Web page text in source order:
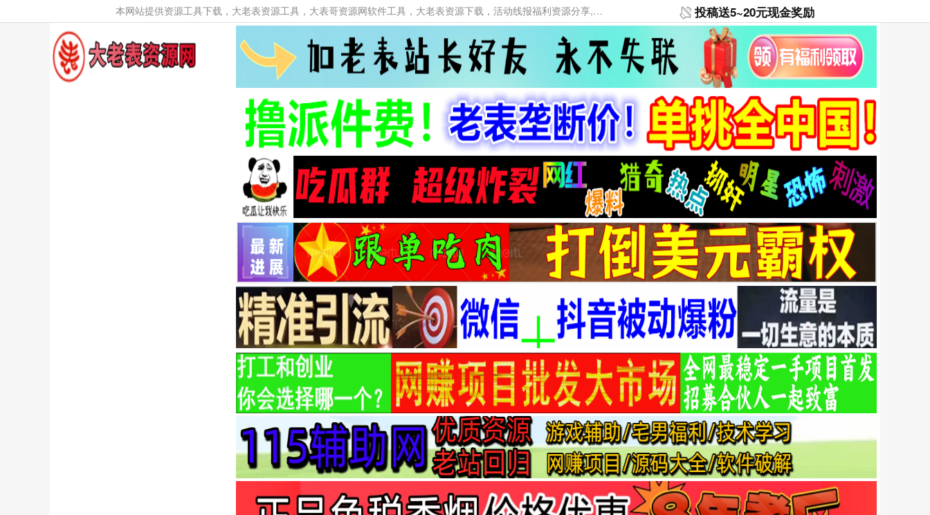
本网站提供资源工具下载，大老表资源工具，大表哥资源网软件工具，大老表资源下载，活动线报福利资源分享,活动线报，大型网游经典游戏，网络热门技术游戏辅助交流与分享。 投稿送5~20元现金奖励